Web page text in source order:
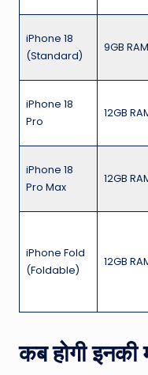
iPhone 18
(Standard)
9GB RAM
iPhone 18
Pro
12GB
iPhone 18
Pro Max
12GB
iPhone Fold
(Foldable)
12GB
कब होगी इनकी